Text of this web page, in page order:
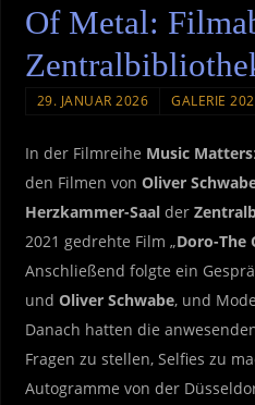
Of Metal:
29. JANUAR 2026 GALERIE
In der Filmreihe Music Matters
den Filmen von Oliver
Herzkammer-Saalder
2021 gedrehte Film „Doro-The
Anschließend folgte ein
und Oliver Schwabe, und
Danach hatten die
Fragen zu stellen, Selfies zu
Autogramme von der